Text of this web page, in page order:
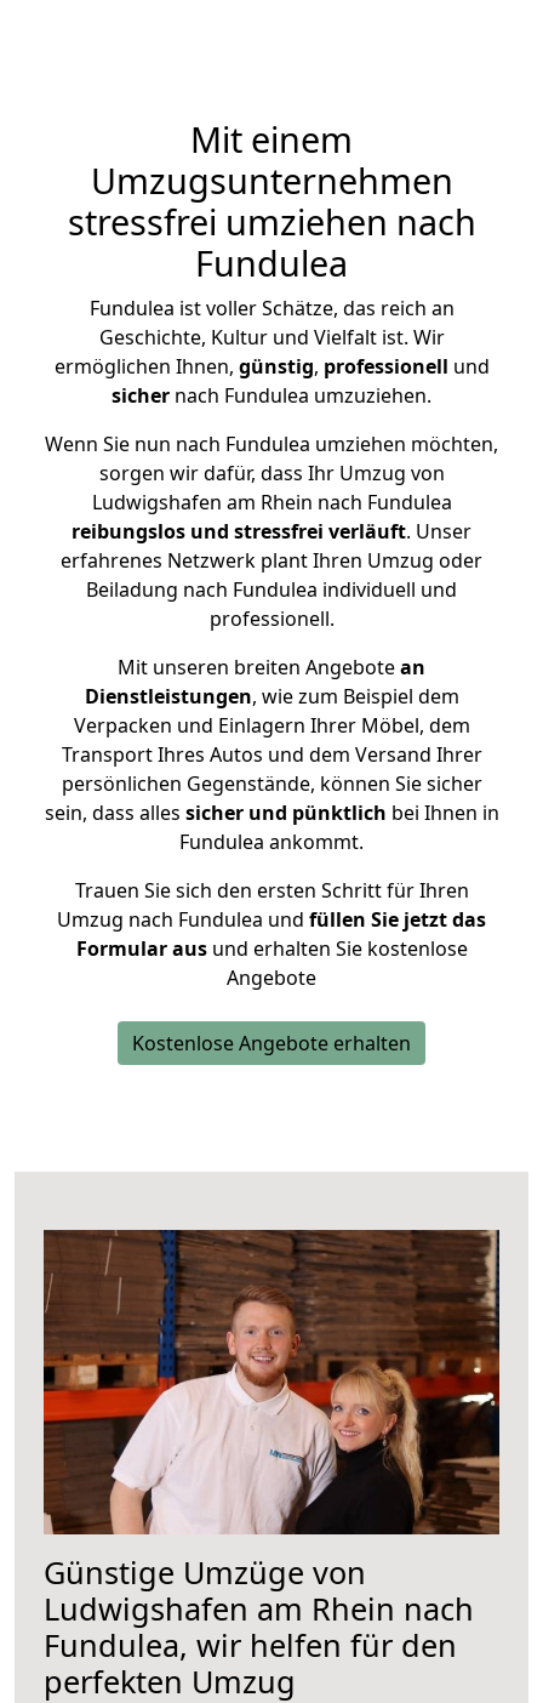
Mit einem
Umzugsunternehmen
stressfrei umziehen nach
Fundulea
Fundulea ist voller Schätze, das reich an
Geschichte, Kultur und Vielfalt ist. Wir
ermöglichen Ihnen, günstig, professionell und
sicher nach Fundulea umzuziehen.
Wenn Sie nun nach Fundulea umziehen möchten,
sorgen wir dafür, dass Ihr Umzug von
Ludwigshafen am Rhein nach Fundulea
reibungslos und stressfrei verläuft. Unser
erfahrenes Netzwerk plant Ihren Umzug oder
Beiladung nach Fundulea individuell und
professionell.
Mit unseren breiten Angebotean
Dienstleistungen, wie zum Beispiel dem
Verpacken und Einlagern Ihrer Möbel, dem
Transport Ihres Autos und dem Versand Ihrer
persönlichen Gegenstände, können Sie sicher
sein, dass alles sicher und pünktlich bei Ihnen in
Fundulea ankommt.
Trauen Sie sich den ersten Schritt für Ihren
Umzug nach Fundulea und füllen Sie jetzt das
Formular ausund erhalten Sie kostenlose
Angebote
Kostenlose Angebote erhalten
Günstige Umzüge von
Ludwigshafen am Rhein nach
Fundulea, wir helfen für den
perfekten Umzug